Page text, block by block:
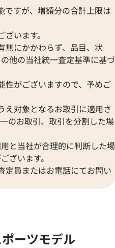
ロレックス オイスター パー
41 124300 ターコイズブルー
参考買取価格
※2026年6月時点の参考買取価
ですが、増額分の合計上限は
います。
無にかかわらず、品目、状
他の当社統一査定基準に基づ
性がございますので、予めご
え対象となるお取引に適用さ
のお取引、取引を分割した場
と当社が合理的に判断した場
ざいます。
定員またはお電話にてお問い
ーツモデル